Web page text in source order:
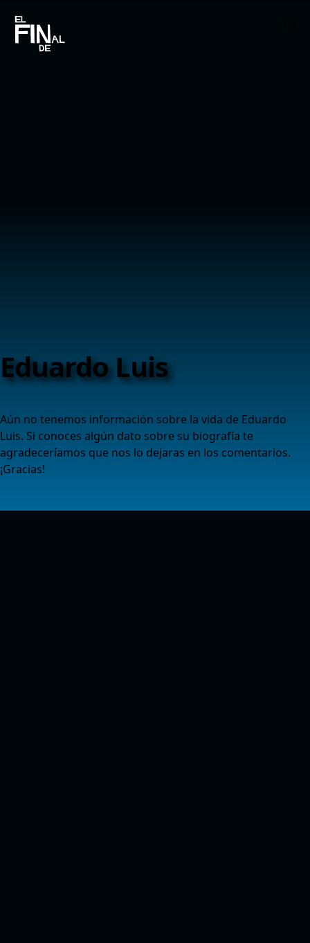
Eduardo Luis
Aún no tenemos información sobre la vida de Eduardo
Luis. Si conoces algún dato sobre su biografía te
agradeceríamos que nos lo dejaras en los comentarios.
¡Gracias!